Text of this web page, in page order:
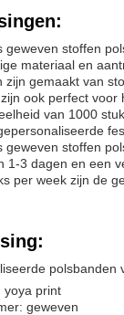
geweven stoffen
materiaal en
zijn gemaakt van
ook perfect
van 1000
geweven stoffen
1-3 dagen en een
per week zijn de
polsbanden
yoya print
geweven